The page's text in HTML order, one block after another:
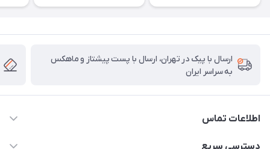
ارسال با پیک در تهران، ارسال با پست پیشتاز و ماهکس
به سراسر ایران
اطلاعات تماس
۰۲۱91095320 - 09120057355 - 09915561288
دسترسی سریع